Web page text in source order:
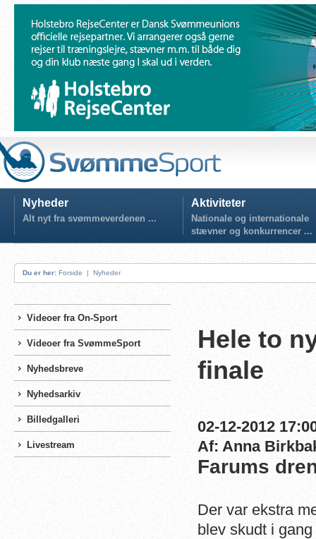
Nyheder
Alt nyt fra svømmeverdenen ...
Aktiviteter
Nationale og internationale
stævner og konkurrencer ...
Du er her: Forside | Nyheder
Videoer fra On-Sport
Videoer fra SvømmeSport
Nyhedsbreve
Nyhedsarkiv
Billedgalleri
Livestream
Hele to
finale
02-12-2012
Af: Anna
Farums
Der var ekstra
blev skudt i